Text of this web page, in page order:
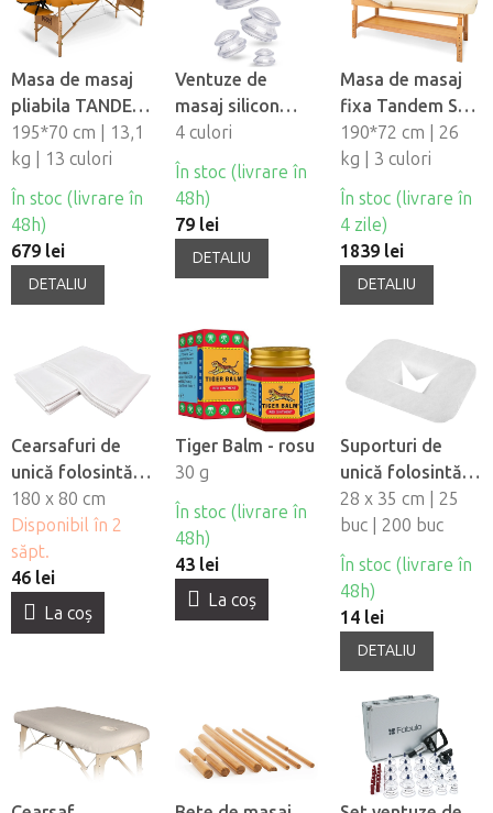
Masa de masaj
pliabila TANDEM
Basic-2
195*70 cm | 13,1
kg | 13 culori
În stoc (livrare în
48h)
679 lei
DETALIU
Ventuze de
masaj silicon
Fabulo
Mushroom - set,
4 buc
4 culori
În stoc (livrare în
48h)
79 lei
DETALIU
Masa de masaj
fixa Tandem Spa
Luna V2
190*72 cm | 26
kg | 3 culori
În stoc (livrare în
4 zile)
1839 lei
DETALIU
Cearsafuri de
unică folosintă
impermeabile
Fabulo, 10 buc
180 x 80 cm
Disponibil în 2
săpt.
46 lei
La coş
Tiger Balm - rosu
30 g
În stoc (livrare în
48h)
43 lei
La coş
Suporturi de
unică folosintă
pentru orificiul
fetei din material
netesut Fabulo
28 x 35 cm | 25
buc | 200 buc
În stoc (livrare în
48h)
14 lei
DETALIU